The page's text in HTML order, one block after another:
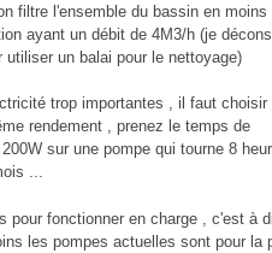
filtre l'ensemble du bassin en moins
ayant un débit de 4M3/h (je
un balai pour le nettoyage)
trop importantes , il faut choisir
rendement , prenez le temps de
sur une pompe qui tourne 8
...
pour fonctionner en charge , c'est à
les pompes actuelles sont pour la